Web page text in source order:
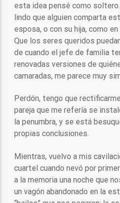
esta idea pensé como
lindo que alguien comparta
esposa, o con su hija, como
Que los seres queridos
de cuando el jefe de familia
renovadas versiones de
camaradas, me parece muy
Perdón, tengo que
pareja que me refería se
la penumbra, y se está
propias conclusiones.
Mientras, vuelvo a mis
cuartel cuando nevó por
a la memoria una noche que
un vagón abandonado en la